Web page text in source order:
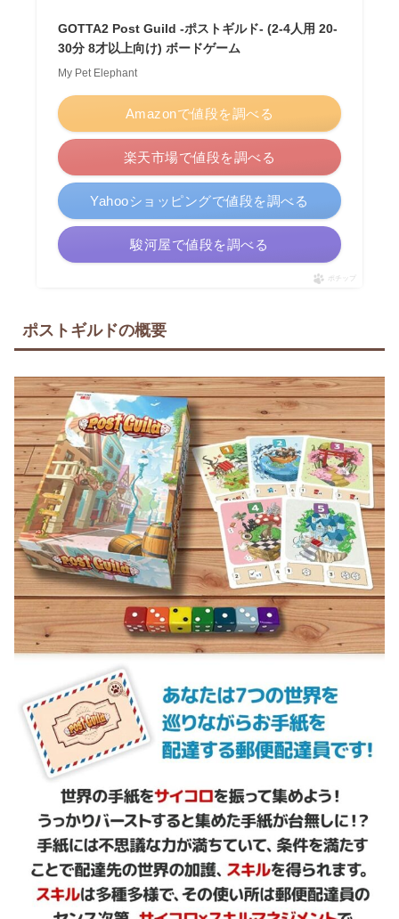
GOTTA2 Post Guild -ポストギルド- (2-4人用 20-
30分 8才以上向け) ボードゲーム
My Pet Elephant
Amazonで値段を調べる
楽天市場で値段を調べる
Yahooショッピングで値段を調べる
駿河屋で値段を調べる
ポチップ
ポストギルドの概要